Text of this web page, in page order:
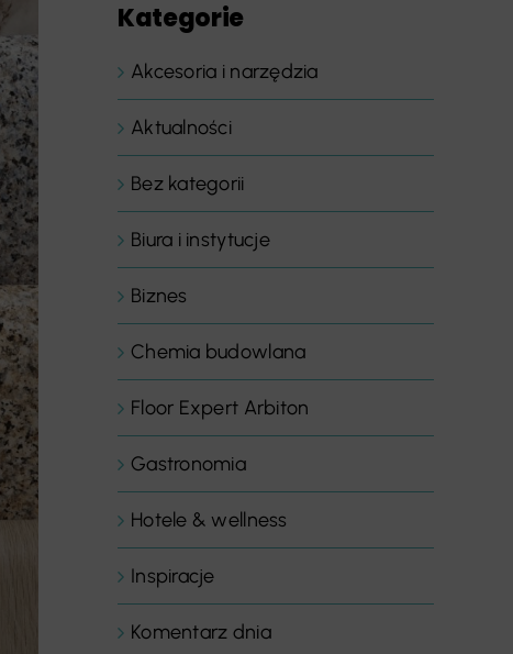
Kategorie
Akcesoria i narzędzia
Aktualności
Bez kategorii
Biura i instytucje
Biznes
Chemia budowlana
Floor Expert Arbiton
Gastronomia
Hotele & wellness
Inspiracje
Komentarz dnia